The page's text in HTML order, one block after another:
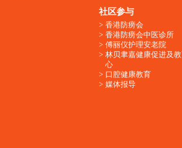
社区参与
香港防痨会
香港防痨会中医诊所
傅丽仪护理安老院
林贝聿嘉健康促进及
心
口腔健康教育
媒体报导